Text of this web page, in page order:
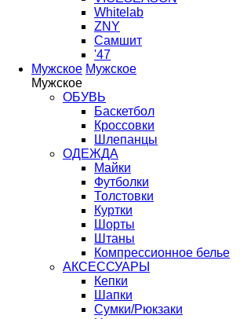
Whitelab
ZNY
Самшит
'47
Мужское Мужское
Мужское
ОБУВЬ
Баскетбол
Кроссовки
Шлепанцы
ОДЕЖДА
Майки
Футболки
Толстовки
Куртки
Шорты
Штаны
Компрессионное белье
АКСЕССУАРЫ
Кепки
Шапки
Сумки/Рюкзаки